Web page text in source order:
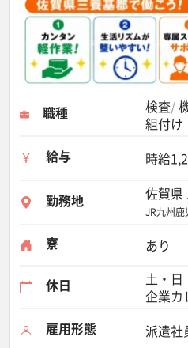
職種 検査
組付け
給与
時給
勤務地 佐賀県
JR九州
寮 あり
休日
土・日
企業カ
雇用形態
派遣社